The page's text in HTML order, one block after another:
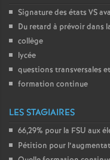
Signature des états VS
Du retard à prévoir dans
collège
lycée
questions transversales
formation continue
LES STAGIAIRES
66,29% pour la FSU aux
Pétition pour